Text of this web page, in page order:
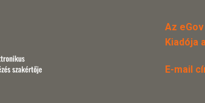
Az
Kiadója
E-mail